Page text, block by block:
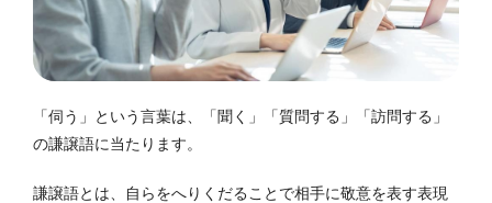
「伺う」という言葉は、「聞く」「質問する」「訪問する」
の謙譲語に当たります。
謙譲語とは、自らをへりくだることで相手に敬意を表す表現